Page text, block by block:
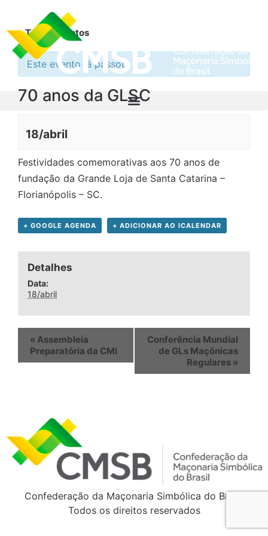
« Todos Eventos
Este evento já passou.
70 anos da GLSC
18/abril
Festividades comemorativas aos 70 anos de
fundação da Grande Loja de Santa Catarina –
Florianópolis – SC.
+ GOOGLE AGENDA + ADICIONAR AO ICALENDAR
Detalhes
Data:
18/abril
« Assembleia
Preparatória da CMI
Conferência Mundial
de GLs Maçônicas
Regulares »
Confederação da Maçonaria Simbólica do Brasil
Todos os direitos reservados